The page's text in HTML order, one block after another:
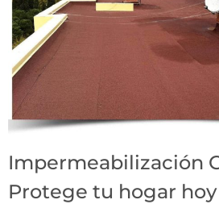
Impermeabilización
Protege tu hogar hoy